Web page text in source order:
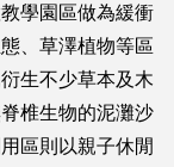
學園區做為緩衝
、草澤植物等區
生不少草本及木
椎生物的泥灘沙
區則以親子休閒